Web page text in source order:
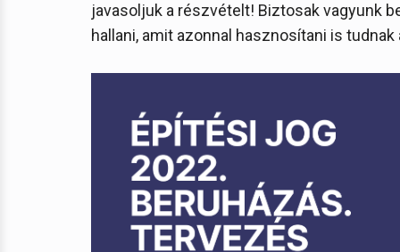
javasoljuk a részvételt! Biztosak vagyunk
hallani, amit azonnal hasznosítani is tudnak